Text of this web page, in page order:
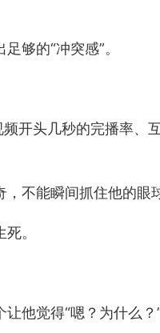
够的“冲突感”。
开头几秒的完播率、
不能瞬间抓住他的眼
。
他觉得“嗯？为什么？